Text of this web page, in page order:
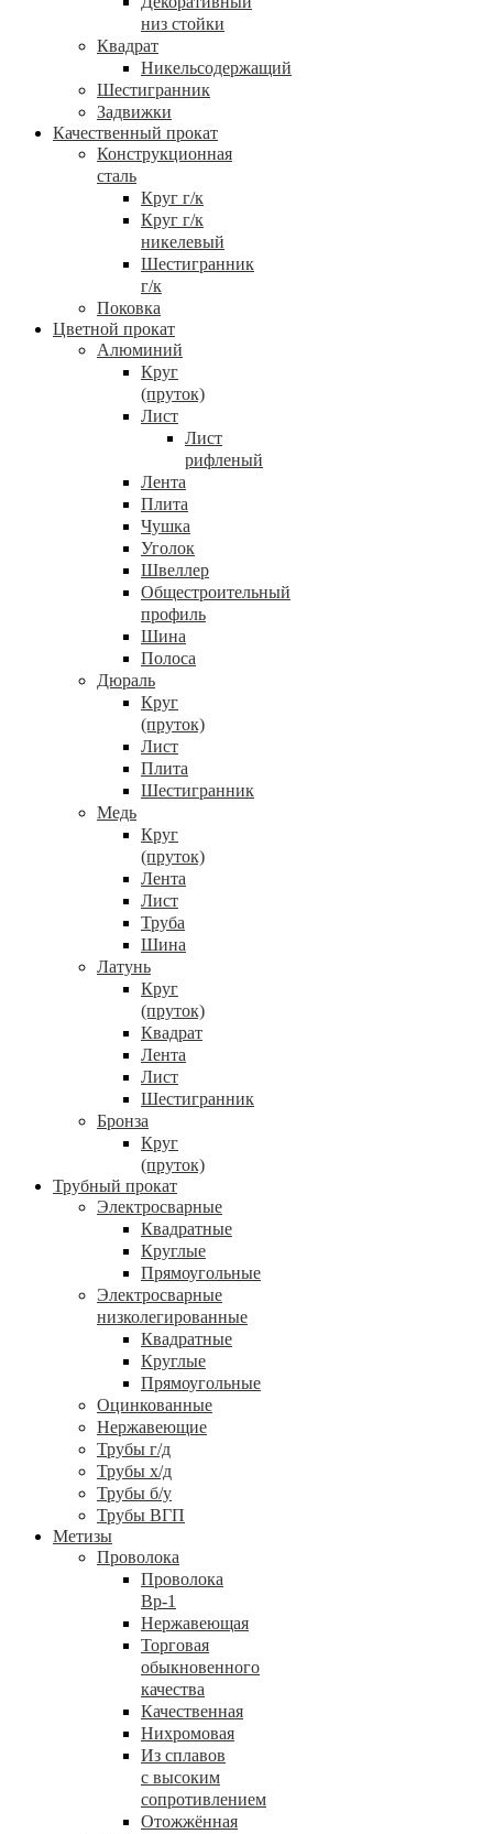
низ стойки
Квадрат
Никельсодержащий
Шестигранник
Задвижки
Качественный прокат
Конструкционная
сталь
Круг г/к
Круг г/к
никелевый
Шестигранник
г/к
Поковка
Цветной прокат
Алюминий
Круг
(пруток)
Лист
Лист
рифленый
Лента
Плита
Чушка
Уголок
Швеллер
Общестроительный
профиль
Шина
Полоса
Дюраль
Круг
(пруток)
Лист
Плита
Шестигранник
Медь
Круг
(пруток)
Лента
Лист
Труба
Шина
Латунь
Круг
(пруток)
Квадрат
Лента
Лист
Шестигранник
Бронза
Круг
(пруток)
Трубный прокат
Электросварные
Квадратные
Круглые
Прямоугольные
Электросварные
низколегированные
Квадратные
Круглые
Прямоугольные
Оцинкованные
Нержавеющие
Трубы г/д
Трубы х/д
Трубы б/у
Трубы ВГП
Метизы
Проволока
Проволока
Вр-1
Нержавеющая
Торговая
обыкновенного
качества
Качественная
Нихромовая
Из сплавов
с высоким
сопротивлением
Отожжённая